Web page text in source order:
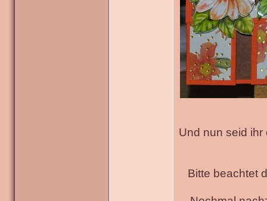
Und nun seid
Bitte beachtet